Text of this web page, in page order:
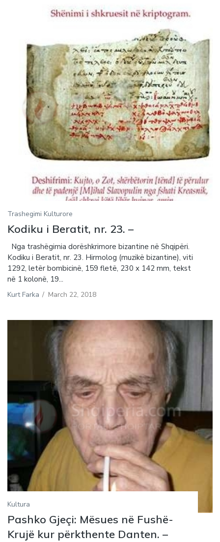
Trashegimi Kulturore
Kodiku i Beratit, nr. 23. –
Nga trashëgimia dorëshkrimore bizantine në Shqipëri.
Kodiku i Beratit, nr. 23. Hirmolog (muzikë bizantine), viti
1292, letër bombicinë, 159 fletë, 230 x 142 mm, tekst
në 1 kolonë, 19...
Kurt Farka / March 22, 2018
Kultura
Pashko Gjeçi: Mësues në Fushë-
Krujë kur përkthente Danten. –